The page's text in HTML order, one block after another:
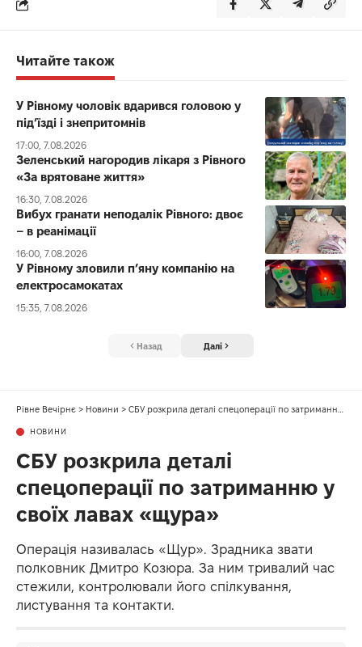
Читайте також
У Рівному чоловік вдарився головою у
під’їзді і знепритомнів
17:00, 7.08.2026
Зеленський нагородив лікаря з Рівного
«За врятоване життя»
16:30, 7.08.2026
Вибух гранати неподалік Рівного: двоє
– в реанімації
16:00, 7.08.2026
У Рівному зловили п’яну компанію на
електросамокатах
15:35, 7.08.2026
Назад Далі
Рівне Вечірнє > Новини > СБУ розкрила деталі спецоперації по затриманню у своїх лавах «щура»
НОВИНИ
СБУ розкрила деталі
спецоперації по затриманню у
своїх лавах «щура»
Операція називалась «Щур». Зрадника звати
полковник Дмитро Козюра. За ним тривалий час
стежили, контролювали його спілкування,
листування та контакти.